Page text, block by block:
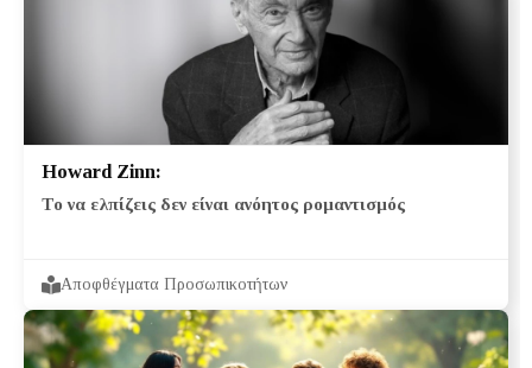
Howard Zinn:
Το να ελπίζεις δεν είναι ανόητος ρομαντισμός
Αποφθέγματα Προσωπικοτήτων